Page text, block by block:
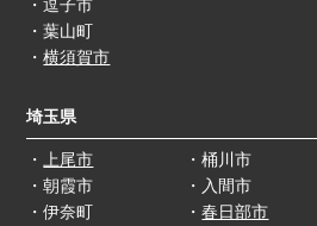
・逗子市
・葉山町
・横須賀市
埼玉県
・
上尾市
・朝霞市
・伊奈町
・桶川市
・入間市
・春日部市